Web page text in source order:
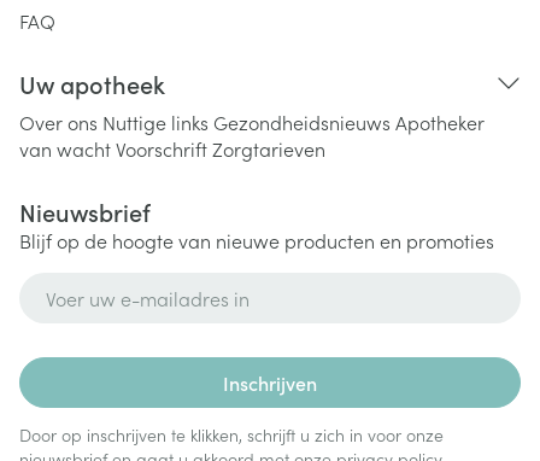
FAQ
Uw apotheek
Over ons Nuttige links Gezondheidsnieuws Apotheker
van wachtVoorschriftZorgtarieven
Nieuwsbrief
Blijf op de hoogte van nieuwe producten en promoties
Inschrijven
Door op inschrijven te klikken, schrijft u zich in voor onze